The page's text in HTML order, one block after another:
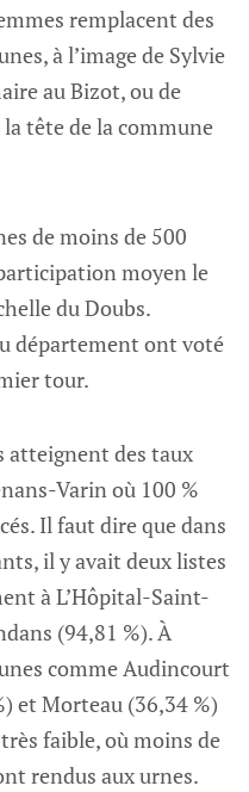
remplacent des
à l’image de Sylvie
au Bizot, ou de
tête de la commune
de moins de 500
moyen le
du Doubs.
département ont voté
tour.
atteignent des taux
Varin où 100 %
Il faut dire que dans
il y avait deux listes
à L’Hôpital-Saint-
(94,81 %). À
comme Audincourt
et Morteau (36,34 %)
faible, où moins de
rendus aux urnes.